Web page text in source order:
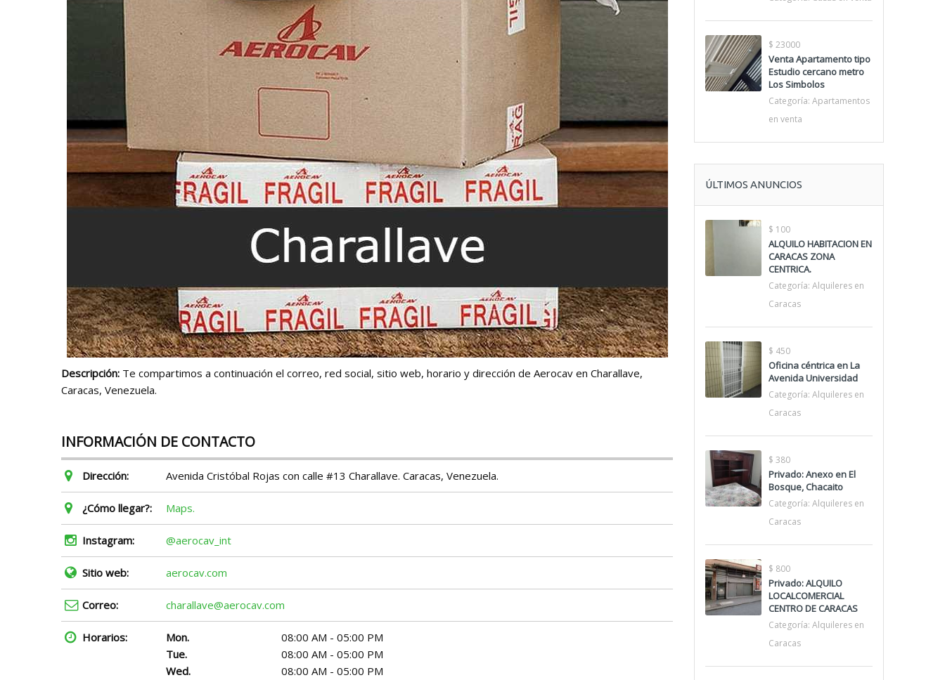
Descripción: Te compartimos a continuación el correo, red social, sitio web, horario y dirección de Aerocav en Charallave,
Caracas, Venezuela.
INFORMACIÓN DE CONTACTO
Dirección: Avenida Cristóbal Rojas con calle #13 Charallave. Caracas, Venezuela.
¿Cómo llegar?: Maps.
Instagram: @aerocav_int
Sitio web: aerocav.com
Correo: charallave@aerocav.com
Horarios: Mon.
08:00 AM - 05:00 PM
Tue.
08:00 AM - 05:00 PM
Wed.
08:00 AM - 05:00 PM
$ 23000
Venta Apartamento tipo
Estudio cercano metro
Los Simbolos
Categoría: Apartamentos
en venta
ÚLTIMOS ANUNCIOS
$ 100
ALQUILO HABITACION EN
CARACAS ZONA
CENTRICA.
Categoría: Alquileres en
Caracas
$ 450
Oficina céntrica en La
Avenida Universidad
Categoría: Alquileres en
Caracas
$ 380
Privado: Anexo en El
Bosque, Chacaito
Categoría: Alquileres en
Caracas
$ 800
Privado: ALQUILO
LOCALCOMERCIAL
CENTRO DE CARACAS
Categoría: Alquileres en
Caracas